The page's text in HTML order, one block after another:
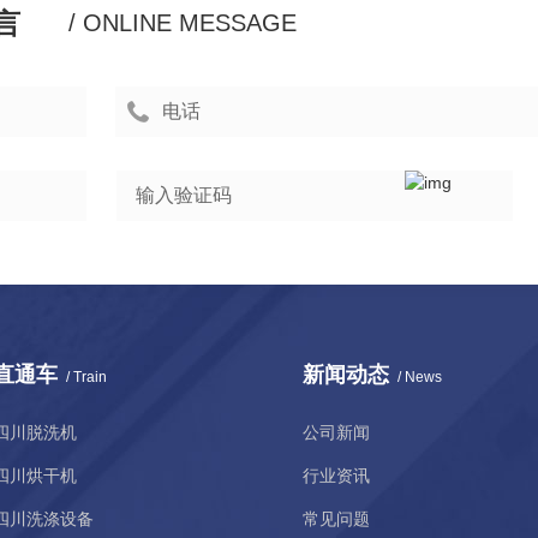
/ ONLINE MESSAGE
通车 / Train
川脱洗机
川烘干机
川洗涤设备
新闻动态 / News
公司新闻
行业资讯
常见问题